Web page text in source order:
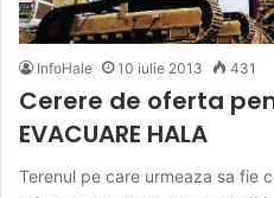
InfoHale 10 iulie 2013 431
Cerere de oferta
EVACUARE HALA
Terenul pe care urmeaza sa fie